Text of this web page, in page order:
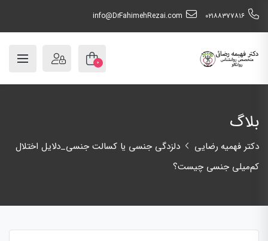
٠٢١٨٨٣٧٧٨١٦ info@DrFahimehRezai.com
۰
بلاگ
دکتر فهمیه رضایی
دلزدگی جنسی یا کسالت جنسی_دلایل اختلال
کم‌میلی جنسی چیست؟